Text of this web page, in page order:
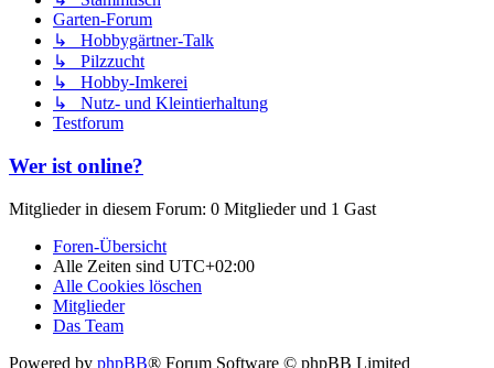
Garten-Forum
↳ Hobbygärtner-Talk
↳ Pilzzucht
↳ Hobby-Imkerei
↳ Nutz- und Kleintierhaltung
Testforum
Wer ist online?
Mitglieder in diesem Forum: 0 Mitglieder und 1 Gast
Foren-Übersicht
Alle Zeiten sind UTC+02:00
Alle Cookies löschen
Mitglieder
Das Team
Powered by phpBB® Forum Software © phpBB Limited